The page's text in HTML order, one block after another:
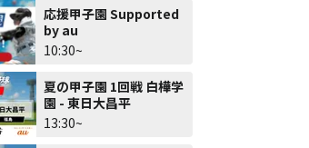
応援甲子園 Supported
by au
10:30~
夏の甲子園 1回戦 白樺学
園 - 東日大昌平
13:30~